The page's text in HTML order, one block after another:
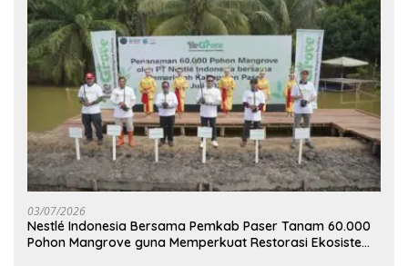
03/07/2026
Nestlé Indonesia Bersama Pemkab Paser Tanam 60.000
Pohon Mangrove guna Memperkuat Restorasi Ekosistem